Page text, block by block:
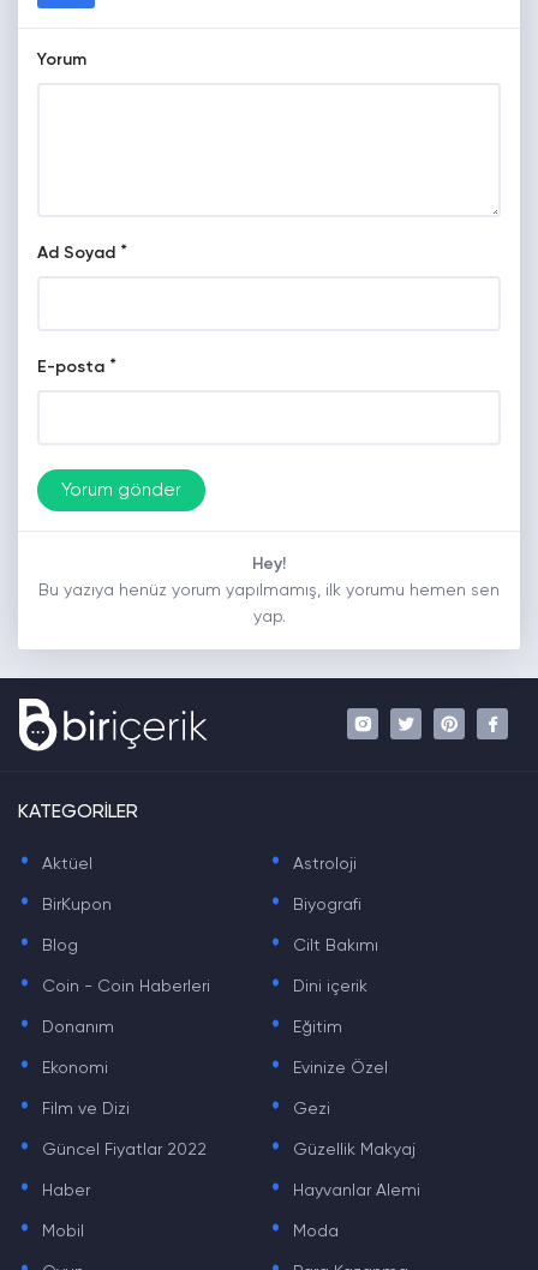
Yorum
Ad Soyad *
E-posta *
Hey!
Bu yazıya henüz yorum yapılmamış, ilk yorumu hemen sen
yap.
KATEGORİLER
. Aktüel . Astroloji
. BirKupon . Biyografi
. Blog . Cilt Bakımı
. Coin - Coin Haberleri . Dini içerik
. Donanım . Eğitim
. Ekonomi . Evinize Özel
. Film ve Dizi . Gezi
. Güncel Fiyatlar 2022 . Güzellik Makyaj
. Haber . Hayvanlar Alemi
. Mobil . Moda
. .